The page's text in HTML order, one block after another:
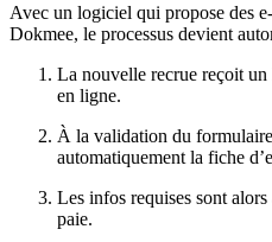
Avec un logiciel qui propose des
Dokmee, le processus devient
La nouvelle recrue reçoit
en ligne.
À la validation du
automatiquement la fiche
Les infos requises sont
paie.